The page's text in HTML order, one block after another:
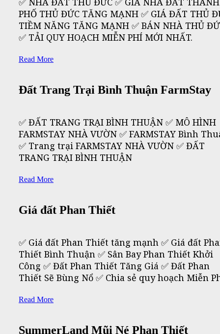
PHỐ THỦ ĐỨC TĂNG MẠNH ✅ GIÁ ĐẤT THỦ
TIỀM NĂNG TĂNG MẠNH ✅ BÁN NHÀ THỦ
✅ TẢI QUY HOẠCH MIỄN PHÍ MỚI NHẤT.
Read More
Đất Trang Trại Bình Thuận FarmStay
✅ ĐẤT TRANG TRẠI BÌNH THUẬN ✅ MÔ HÌNH
FARMSTAY NHÀ VƯỜN ✅ FARMSTAY Bình
✅ Trang trại FARMSTAY NHÀ VƯỜN ✅ ĐẤT
TRANG TRẠI BÌNH THUẬN
Read More
Giá đất Phan Thiết
✅ Giá đất Phan Thiết tăng mạnh ✅ Giá đất
Thiết Bình Thuận ✅ Sân Bay Phan Thiết Khởi
Công ✅ Đất Phan Thiết Tăng Giá ✅ Đất Phan
Thiết Sẽ Bùng Nổ ✅ Chia sẻ quy hoạch Miễn
Read More
SummerLand Mũi Né Phan Thiết